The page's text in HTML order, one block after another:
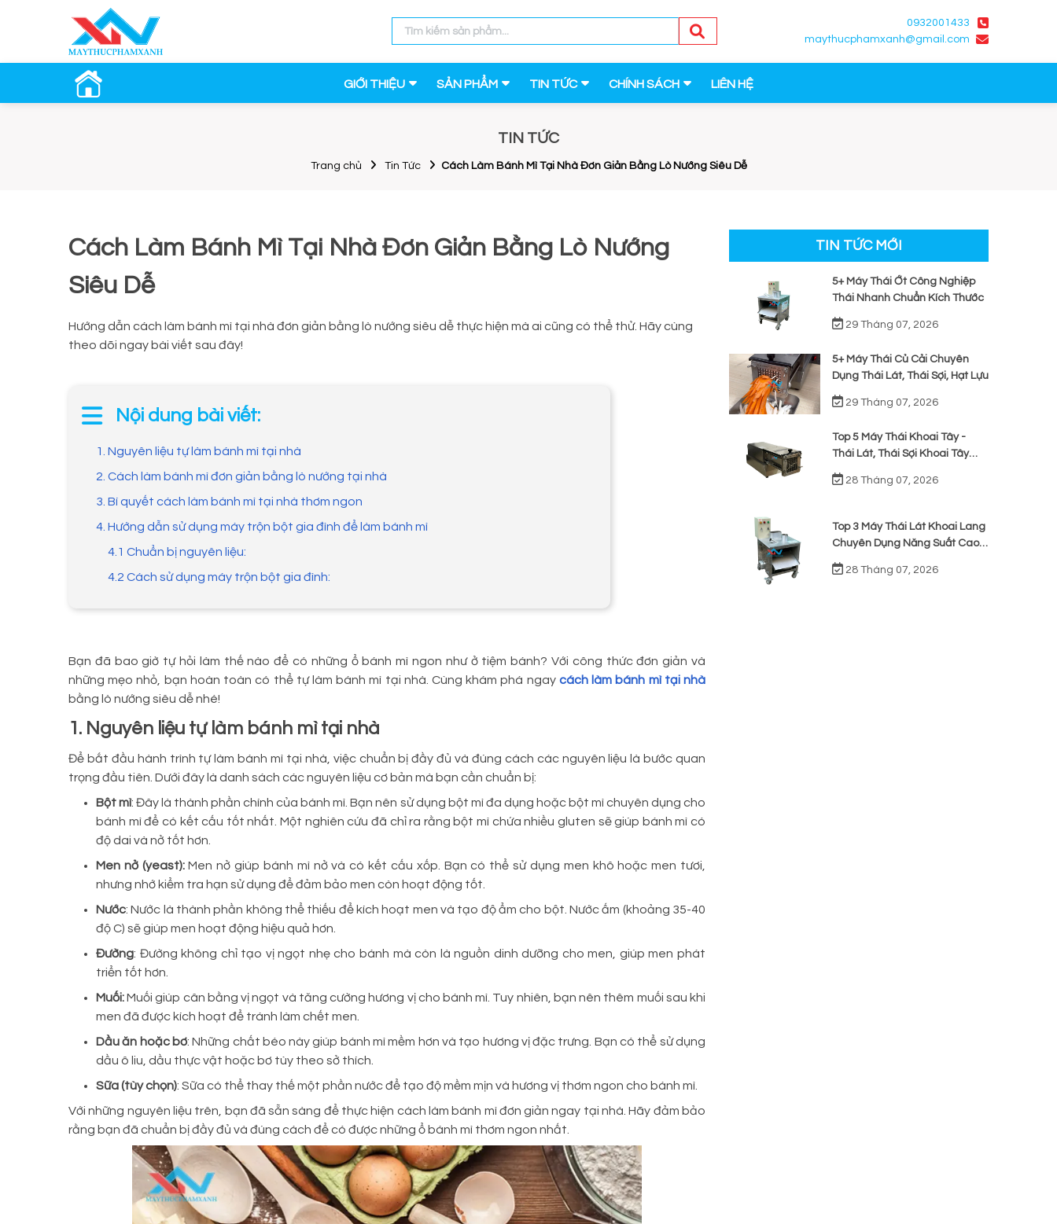
0932001433
maythucphamxanh@gmail.com
GIỚI THIỆU SẢN PHẨM TIN TỨC CHÍNH SÁCH LIÊN HỆ
TIN TỨC
Trang chủ Tin Tức Cách Làm Bánh Mì Tại Nhà Đơn Giản Bằng Lò Nướng Siêu Dễ
Cách Làm Bánh Mì Tại Nhà Đơn Giản Bằng Lò Nướng
Siêu Dễ
Hướng dẫn cách làm bánh mì tại nhà đơn giản bằng lò nướng siêu dễ thực hiện mà ai cũng có thể thử. Hãy cùng
theo dõi ngay bài viết sau đây!
Nội dung bài viết:
1. Nguyên liệu tự làm bánh mì tại nhà
2. Cách làm bánh mì đơn giản bằng lò nướng tại nhà
3. Bí quyết cách làm bánh mì tại nhà thơm ngon
4. Hướng dẫn sử dụng máy trộn bột gia đình để làm bánh mì
4.1 Chuẩn bị nguyên liệu:
4.2 Cách sử dụng máy trộn bột gia đình:
Bạn đã bao giờ tự hỏi làm thế nào để có những ổ bánh mì ngon như ở tiệm bánh? Với công thức đơn giản và
những mẹo nhỏ, bạn hoàn toàn có thể tự làm bánh mì tại nhà. Cùng khám phá ngay cách làm bánh mì tại nhà
bằng lò nướng siêu dễ nhé!
1. Nguyên liệu tự làm bánh mì tại nhà
Để bắt đầu hành trình tự làm bánh mì tại nhà, việc chuẩn bị đầy đủ và đúng cách các nguyên liệu là bước quan
trọng đầu tiên. Dưới đây là danh sách các nguyên liệu cơ bản mà bạn cần chuẩn bị:
Bột mì: Đây là thành phần chính của bánh mì. Bạn nên sử dụng bột mì đa dụng hoặc bột mì chuyên dụng cho
bánh mì để có kết cấu tốt nhất. Một nghiên cứu đã chỉ ra rằng bột mì chứa nhiều gluten sẽ giúp bánh mì có
độ dai và nở tốt hơn.
Men nở (yeast):Men nở giúp bánh mì nở và có kết cấu xốp. Bạn có thể sử dụng men khô hoặc men tươi,
nhưng nhớ kiểm tra hạn sử dụng để đảm bảo men còn hoạt động tốt.
Nước: Nước là thành phần không thể thiếu để kích hoạt men và tạo độ ẩm cho bột. Nước ấm (khoảng 35-40
độ C) sẽ giúp men hoạt động hiệu quả hơn.
Đường: Đường không chỉ tạo vị ngọt nhẹ cho bánh mà còn là nguồn dinh dưỡng cho men, giúp men phát
triển tốt hơn.
Muối:Muối giúp cân bằng vị ngọt và tăng cường hương vị cho bánh mì. Tuy nhiên, bạn nên thêm muối sau khi
men đã được kích hoạt để tránh làm chết men.
Dầu ăn hoặc bơ: Những chất béo này giúp bánh mì mềm hơn và tạo hương vị đặc trưng. Bạn có thể sử dụng
dầu ô liu, dầu thực vật hoặc bơ tùy theo sở thích.
Sữa (tùy chọn): Sữa có thể thay thế một phần nước để tạo độ mềm mịn và hương vị thơm ngon cho bánh mì.
Với những nguyên liệu trên, bạn đã sẵn sàng để thực hiện cách làm bánh mì đơn giản ngay tại nhà. Hãy đảm bảo
rằng bạn đã chuẩn bị đầy đủ và đúng cách để có được những ổ bánh mì thơm ngon nhất.
TIN TỨC MỚI
5+ Máy Thái Ớt Công Nghiệp
Thái Nhanh Chuẩn Kích Thước
29 Tháng 07, 2026
5+ Máy Thái Củ Cải Chuyên
Dụng Thái Lát, Thái Sợi, Hạt Lựu
29 Tháng 07, 2026
Top 5 Máy Thái Khoai Tây -
Thái Lát, Thái Sợi Khoai Tây
28 Tháng 07, 2026
Top 3 Máy Thái Lát Khoai Lang
Chuyên Dụng Năng Suất Cao,
Giá Rẻ
28 Tháng 07, 2026